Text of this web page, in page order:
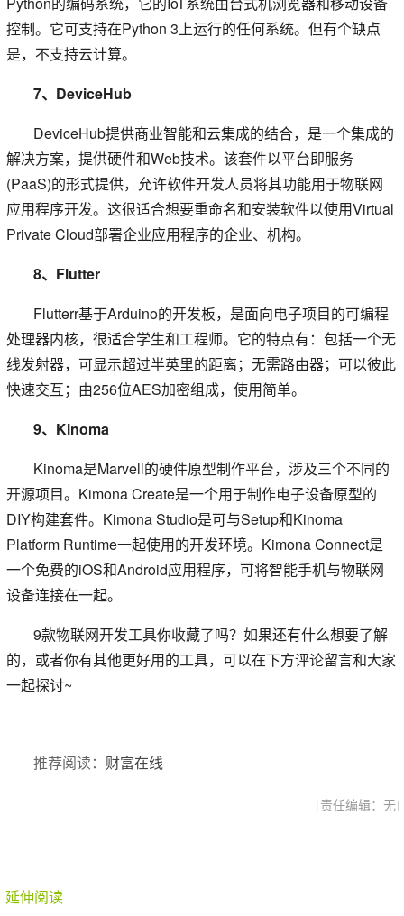
控制。它可支持在Python 3上运行的任何系统。但有个缺点
是，不支持云计算。
7、DeviceHub
DeviceHub提供商业智能和云集成的结合，是一个集成的
解决方案，提供硬件和Web技术。该套件以平台即服务
(PaaS)的形式提供，允许软件开发人员将其功能用于物联网
应用程序开发。这很适合想要重命名和安装软件以使用Virtual
Private Cloud部署企业应用程序的企业、机构。
8、Flutter
Flutterr基于Arduino的开发板，是面向电子项目的可编程
处理器内核，很适合学生和工程师。它的特点有：包括一个无
线发射器，可显示超过半英里的距离；无需路由器；可以彼此
快速交互；由256位AES加密组成，使用简单。
9、Kinoma
Kinoma是Marvell的硬件原型制作平台，涉及三个不同的
开源项目。Kimona Create是一个用于制作电子设备原型的
DIY构建套件。Kimona Studio是可与Setup和Kinoma
Platform Runtime一起使用的开发环境。Kimona Connect是
一个免费的iOS和Android应用程序，可将智能手机与物联网
设备连接在一起。
9款物联网开发工具你收藏了吗？如果还有什么想要了解
的，或者你有其他更好用的工具，可以在下方评论留言和大家
一起探讨~
推荐阅读： 财富在线
[责任编辑：无]
延伸阅读